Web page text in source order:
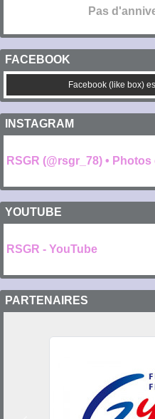
Pas
FACEBOOK
Facebook (like box)
INSTAGRAM
RSGR (@rsgr_78) •
YOUTUBE
RSGR - YouTube
PARTENAIRES